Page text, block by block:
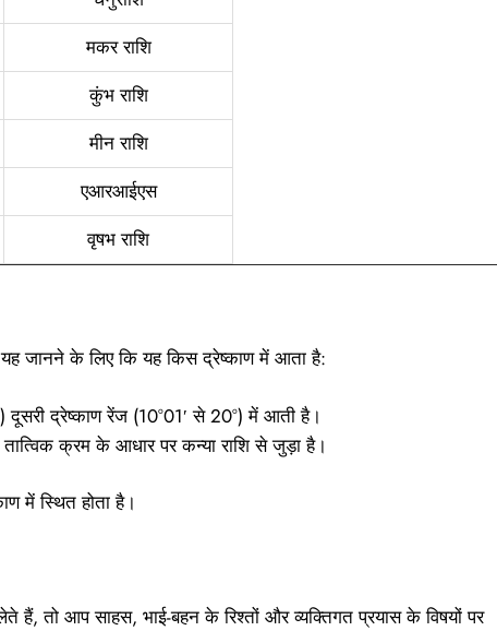
मकर राशि
कुंभ राशि
मीन राशि
एआरआईएस
वृषभ राशि
कन्या राशि
यह जानने के लिए कि यह किस द्रेष्काण में आता है:
दूसरी द्रेष्काण रेंज (10°01′ से 20°) में आती है।
क्रम के आधार पर कन्या राशि से जुड़ा है।
में स्थित होता है।
हैं, तो आप साहस, भाई-बहन के रिश्तों और व्यक्तिगत प्रयास के विषयों पर